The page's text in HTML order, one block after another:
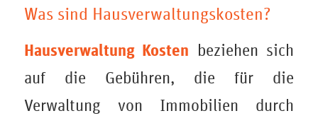
Was sind Hausverwaltungskosten?
Hausverwaltung Kosten beziehen sich
auf die Gebühren, die für die
Verwaltung von Immobilien durch